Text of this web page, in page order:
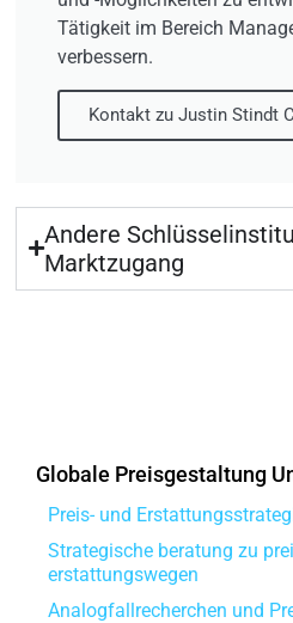
Tätigkeit im Bereich
verbessern.
Kontakt zu Justin Stindt
Andere
Marktzugang
Globale Preisgestaltung
Preis- und
Strategische beratung zu
erstattungswegen
Analogfallrecherchen und